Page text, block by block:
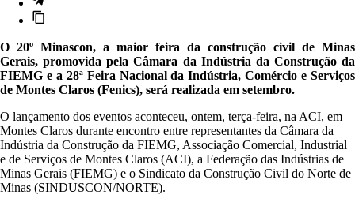
O 20º Minascon, a maior feira da construção civil de Minas
Gerais, promovida pela Câmara da Indústria da Construção da
FIEMG e a 28ª Feira Nacional da Indústria, Comércio e Serviços
de Montes Claros (Fenics), será realizada em setembro.
O lançamento dos eventos aconteceu, ontem, terça-feira, na ACI, em
Montes Claros durante encontro entre representantes da Câmara da
Indústria da Construção da FIEMG, Associação Comercial, Industrial
e de Serviços de Montes Claros (ACI), a Federação das Indústrias de
Minas Gerais (FIEMG) e o Sindicato da Construção Civil do Norte de
Minas (SINDUSCON/NORTE).